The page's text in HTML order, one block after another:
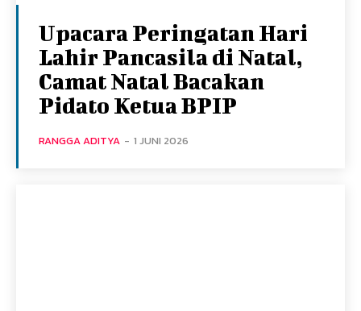
Upacara Peringatan Hari
Lahir Pancasila di Natal,
Camat Natal Bacakan
Pidato Ketua BPIP
RANGGA ADITYA - 1 JUNI 2026